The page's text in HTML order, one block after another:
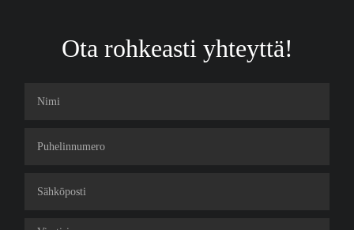
Ota rohkeasti yhteyttä!